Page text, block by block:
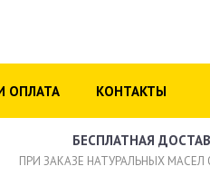
ОПЛАТА КОНТАКТЫ
БЕСПЛАТНАЯ
ПРИ ЗАКАЗЕ НАТУРАЛЬНЫХ МАСЕЛ